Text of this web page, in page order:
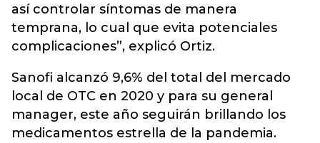
así controlar síntomas de manera
temprana, lo cual que evita potenciales
complicaciones”, explicó Ortiz.
Sanofi alcanzó 9,6% del total del mercado
local de OTC en 2020 y para su general
manager, este año seguirán brillando los
medicamentos estrella de la pandemia.